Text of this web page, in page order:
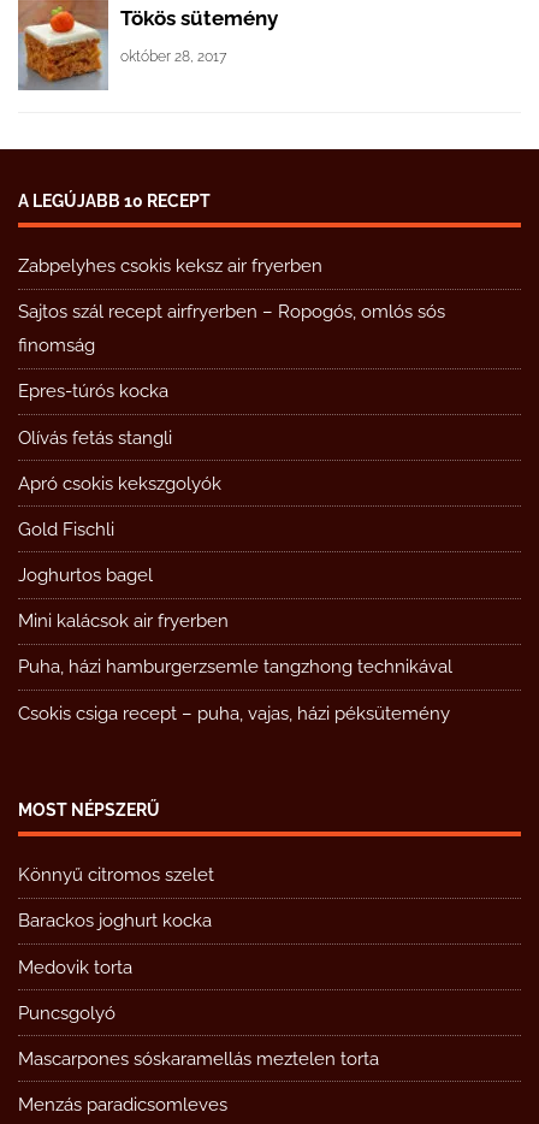
Tökös sütemény
október 28, 2017
A LEGÚJABB 10 RECEPT
Zabpelyhes csokis keksz air fryerben
Sajtos szál recept airfryerben – Ropogós, omlós sós
finomság
Epres-túrós kocka
Olívás fetás stangli
Apró csokis kekszgolyók
Gold Fischli
Joghurtos bagel
Mini kalácsok air fryerben
Puha, házi hamburgerzsemle tangzhong technikával
Csokis csiga recept – puha, vajas, házi péksütemény
MOST NÉPSZERŰ
Könnyű citromos szelet
Barackos joghurt kocka
Medovik torta
Puncsgolyó
Mascarpones sóskaramellás meztelen torta
Menzás paradicsomleves